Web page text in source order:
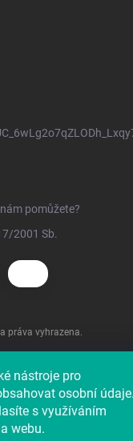
nástroje pro
osobní
s využíváním
webu.
pomůžete?
2001 Sb.
práva vyhrazena.